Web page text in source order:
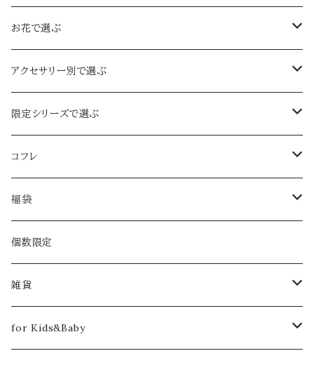
お花で選ぶ
定番のお花
ジャスミン
忘れな草
ミント
ボタニカル
春限定
さくら
デイジー
夏限定
ブルースター
ひまわり
秋限定
月下美人
冬限定
月下美人
満月の日限定
アクセサリー別で選ぶ
イヤーカフ&ピアスｏｒイヤリング set
イヤーカフ
ピアスｏｒイヤリング
ふたつぶ
雨のしずく
ネックレス
ブレスレット
ブローチ
限定シリーズで選ぶ
2024年限定【Pearl：ぺルル】
春限定
夏限定
秋限定
冬限定
コフレ
2018
クリスマスコフレ【クリスマスローズ】
2019
クリスマスコフレ【雪柳】
2020
春コフレ【ラナンキュラス -ラプンツェル-】
2023
福袋
2020
2021
2022
個数限定
雑貨
クリーニングクロス
for Kids&Baby